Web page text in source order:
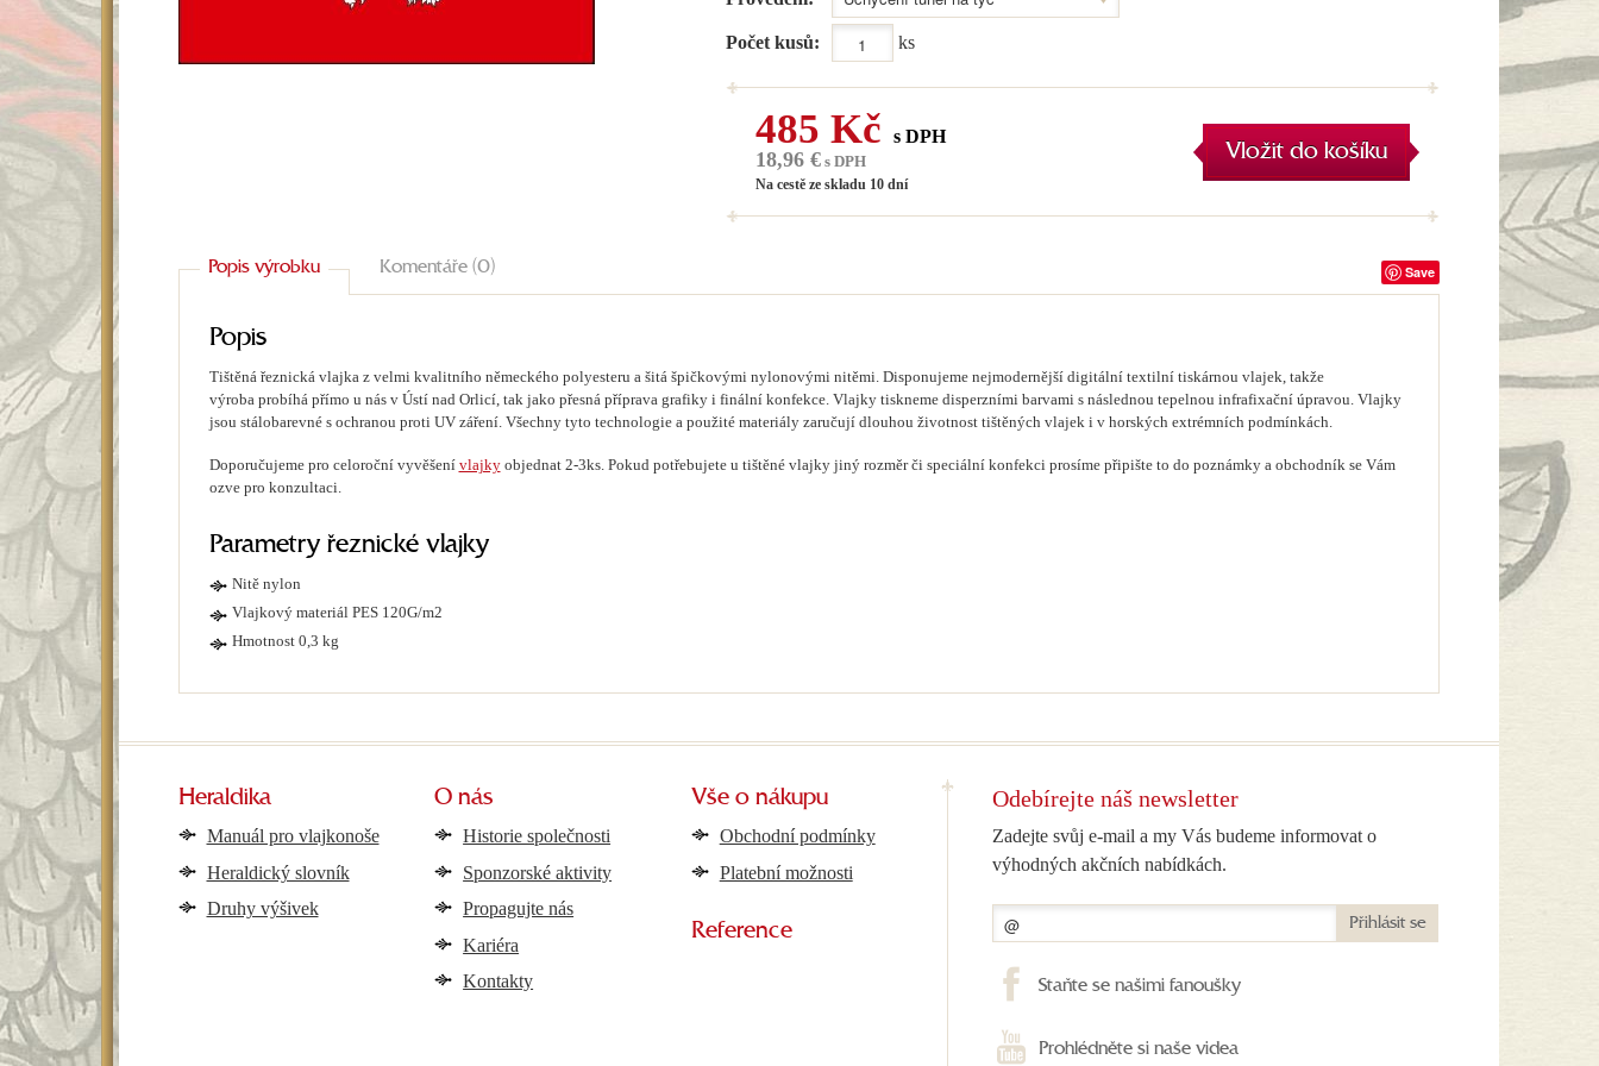
Počet kusů: ks
485 Kč s DPH
18,96 €s DPH
Na cestě ze skladu 10 dní
Vložit do košíku
Popis výrobku Komentáře (0)
Popis
Tištěná řeznická vlajka z velmi kvalitního německého polyesteru a šitá špičkovými nylonovými nitěmi. Disponujeme nejmodernější digitální textilní tiskárnou vlajek, takže
výroba probíhá přímo u nás v Ústí nad Orlicí, tak jako přesná příprava grafiky i finální konfekce. Vlajky tiskneme disperzními barvami s následnou tepelnou infrafixační úpravou. Vlajky
jsou stálobarevné s ochranou proti UV záření. Všechny tyto technologie a použité materiály zaručují dlouhou životnost tištěných vlajek i v horských extrémních podmínkách.
Doporučujeme pro celoroční vyvěšení vlajkyobjednat 2-3ks. Pokud potřebujete u tištěné vlajky jiný rozměr či speciální konfekci prosíme připište to do poznámky a obchodník se Vám
ozve pro konzultaci.
Parametry řeznické vlajky
Nitě nylon
Vlajkový materiál PES 120G/m2
Hmotnost 0,3 kg
Save
Heraldika
Manuál pro vlajkonoše
Heraldický slovník
Druhy výšivek
O nás
Historie společnosti
Sponzorské aktivity
Propagujte nás
Kariéra
Kontakty
Vše o nákupu
Obchodní podmínky
Platební možnosti
Reference
Odebírejte náš newsletter
Zadejte svůj e-mail a my Vás budeme informovat o
výhodných akčních nabídkách.
Přihlásit se
Staňte se našimi fanoušky
Prohlédněte si naše videa